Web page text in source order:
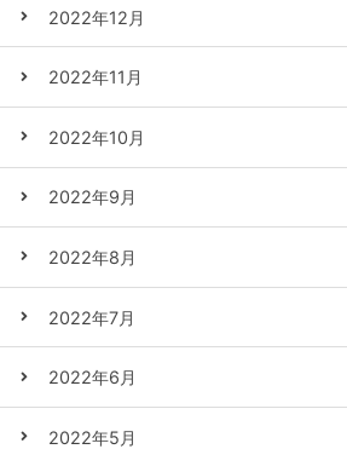
2022年12月
2022年11月
2022年10月
2022年9月
2022年8月
2022年7月
2022年6月
2022年5月